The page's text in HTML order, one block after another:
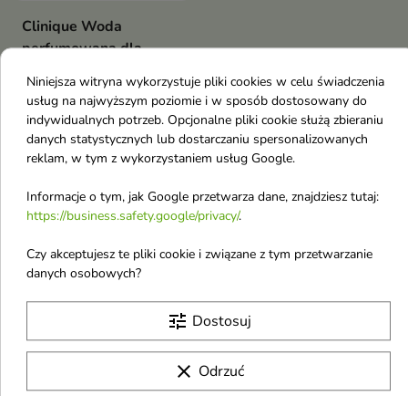
Cosnori
Cacharel
Clinique Woda
perfumowana dla
Woda toaletowa dla kobiet
60,57 zł
Pokazano 1-5 z 5 pozycji
Niniejsza witryna wykorzystuje pliki cookies w celu świadczenia
usług na najwyższym poziomie i w sposób dostosowany do
indywidualnych potrzeb. Opcjonalne pliki cookie służą zbieraniu
danych statystycznych lub dostarczaniu spersonalizowanych
reklam, w tym z wykorzystaniem usług Google.
Informacje o tym, jak Google przetwarza dane, znajdziesz tutaj:
https://business.safety.google/privacy/.
Czy akceptujesz te pliki cookie i związane z tym przetwarzanie
danych osobowych?
tune Dostosuj
clear Odrzuć